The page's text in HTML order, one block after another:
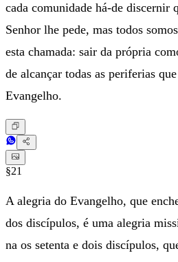
cada comunidade há-de discernir
Senhor lhe pede, mas todos
esta chamada: sair da própria
de alcançar todas as periferias
Evangelho.
§21
A alegria do Evangelho, que
dos discípulos, é uma alegria
na os setenta e dois discípulos,